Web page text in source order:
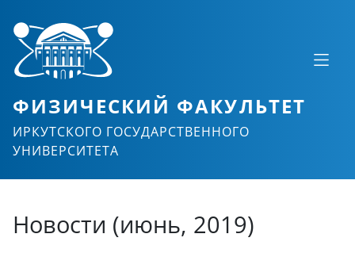
ФИЗИЧЕСКИЙ ФАКУЛЬТЕТ
ИРКУТСКОГО ГОСУДАРСТВЕННОГО
УНИВЕРСИТЕТА
Новости (июнь, 2019)